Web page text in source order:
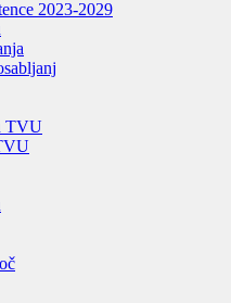
2023-2029
TVU